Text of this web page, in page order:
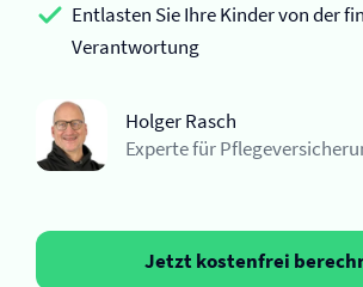
Entlasten Sie Ihre Kinder von der
Verantwortung
Holger Rasch
Experte für
Jetzt kostenfrei